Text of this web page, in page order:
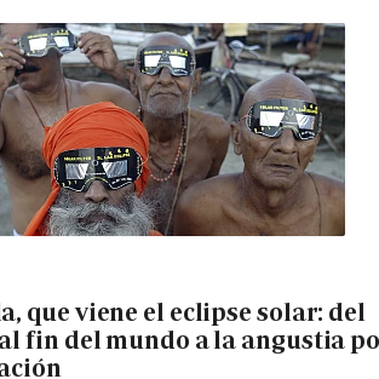
que viene el eclipse solar: del
fin del mundo a la angustia